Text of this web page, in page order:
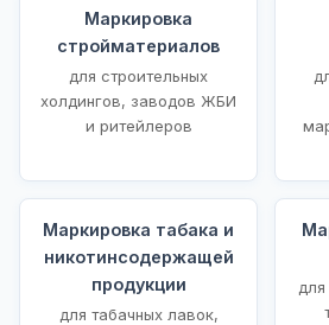
Маркировка
стройматериалов
для строительных
холдингов, заводов ЖБИ
и ритейлеров
Маркировка табака и
никотинсодержащей
продукции
для табачных лавок,